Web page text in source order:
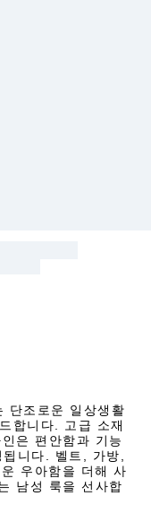
조로운 일상생활
합니다. 고급 소재
은 편안함과 기능
니다. 벨트, 가방,
우아함을 더해 사
남성 룩을 선사합